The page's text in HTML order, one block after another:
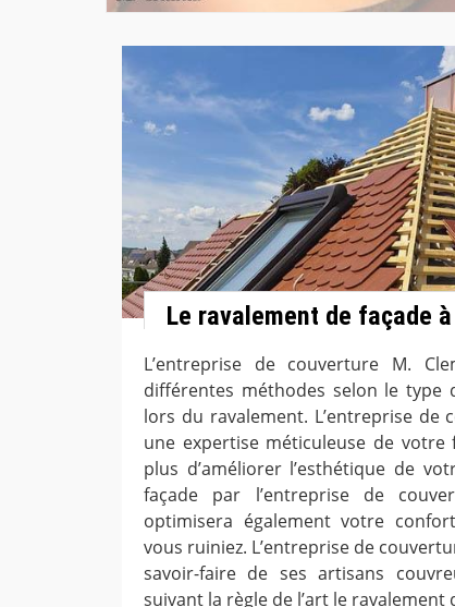
Le ravalement de façade
L’entreprise de couverture M.
différentes méthodes selon le type
lors du ravalement. L’entreprise de
une expertise méticuleuse de votre
plus d’améliorer l’esthétique de
façade par l’entreprise de
optimisera également votre
vous ruiniez. L’entreprise de
savoir-faire de ses artisans
suivant la règle de l’art le ravalement